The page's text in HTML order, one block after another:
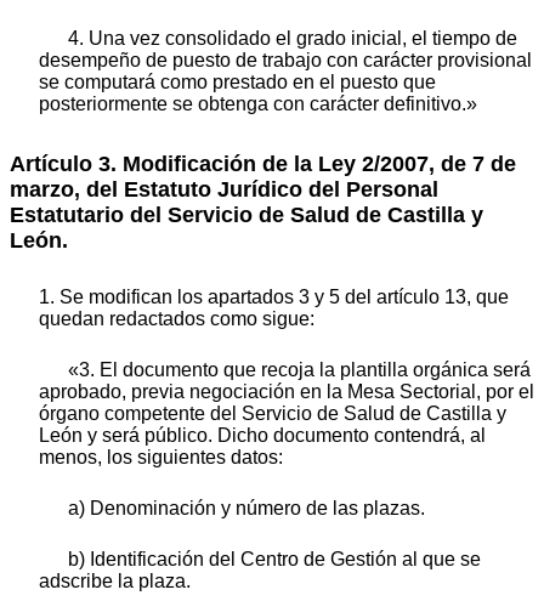
4. Una vez consolidado el grado inicial, el tiempo de
desempeño de puesto de trabajo con carácter provisional
se computará como prestado en el puesto que
posteriormente se obtenga con carácter definitivo.»
Artículo 3. Modificación de la Ley 2/2007, de 7 de
marzo, del Estatuto Jurídico del Personal
Estatutario del Servicio de Salud de Castilla y
León.
1. Se modifican los apartados 3 y 5 del artículo 13, que
quedan redactados como sigue:
«3. El documento que recoja la plantilla orgánica será
aprobado, previa negociación en la Mesa Sectorial, por el
órgano competente del Servicio de Salud de Castilla y
León y será público. Dicho documento contendrá, al
menos, los siguientes datos:
a) Denominación y número de las plazas.
b) Identificación del Centro de Gestión al que se
adscribe la plaza.